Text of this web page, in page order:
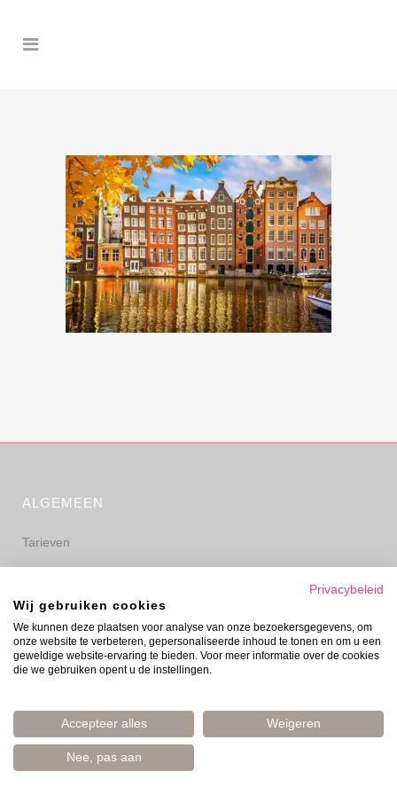
ALGEMEEN
Tarieven
Privacyverklaring
Disclaimer
Privacybeleid
Wij gebruiken cookies
We kunnen deze plaatsen voor analyse van onze bezoekersgegevens, om
onze website te verbeteren, gepersonaliseerde inhoud te tonen en om u een
geweldige website-ervaring te bieden. Voor meer informatie over de cookies
die we gebruiken opent u de instellingen.
Accepteer alles Weigeren
Nee, pas aan